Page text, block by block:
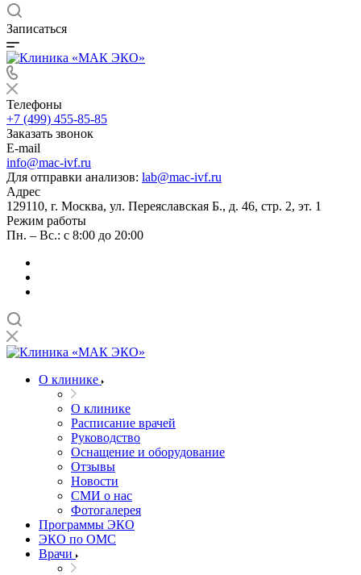
Записаться
Телефоны
+7 (499) 455-85-85
Заказать звонок
E-mail
info@mac-ivf.ru
Для отправки анализов: lab@mac-ivf.ru
Адрес
129110, г. Москва, ул. Переяславская Б., д. 46, стр. 2, эт. 1
Режим работы
Пн. – Вс.: с 8:00 до 20:00
О клинике
О клинике
Расписание врачей
Руководство
Оснащение и оборудование
Отзывы
Новости
СМИ о нас
Фотогалерея
Программы ЭКО
ЭКО по ОМС
Врачи